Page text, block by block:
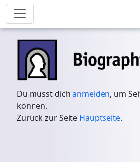
Du musst dichanmelden, um
können.
Zurück zur Seite Hauptseite.